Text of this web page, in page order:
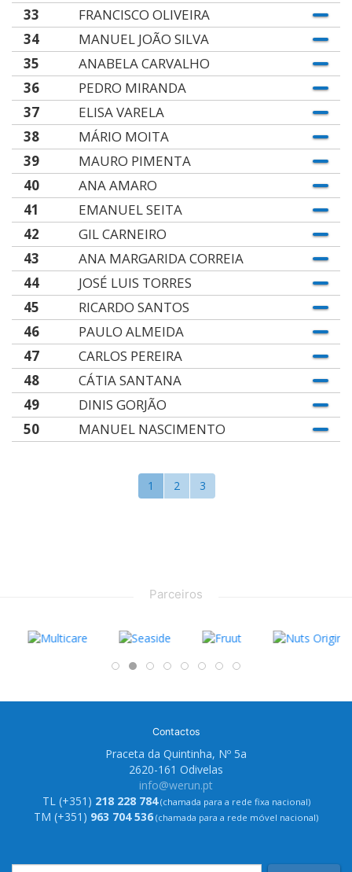
33
FRANCISCO OLIVEIRA
34
MANUEL JOÃO SILVA
35
ANABELA CARVALHO
36
PEDRO MIRANDA
37
ELISA VARELA
38
MÁRIO MOITA
39
MAURO PIMENTA
40
ANA AMARO
41
EMANUEL SEITA
42
GIL CARNEIRO
43
ANA MARGARIDA CORREIA
44
JOSÉ LUIS TORRES
45
RICARDO SANTOS
46
PAULO ALMEIDA
47
CARLOS PEREIRA
48
CÁTIA SANTANA
49
DINIS GORJÃO
50
MANUEL NASCIMENTO
1 2 3
Parceiros
Contactos
Praceta da Quintinha, Nº 5a
2620-161 Odivelas
info@werun.pt
TL (+351) 218 228 784(chamada para a rede fixa nacional)
TM (+351) 963 704 536 (chamada para a rede móvel nacional)